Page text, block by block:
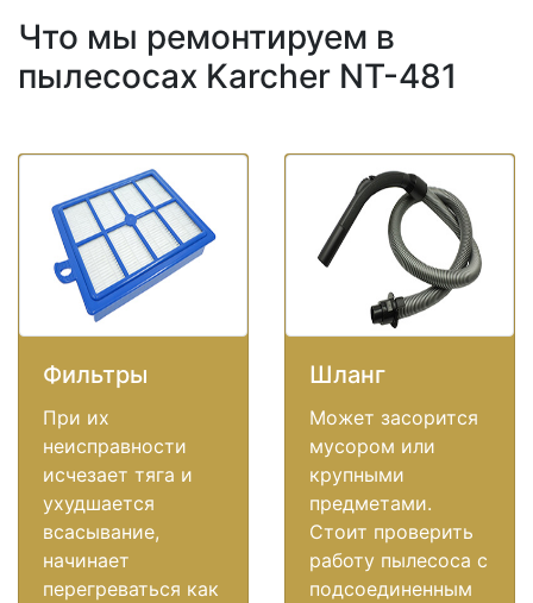
Что мы ремонтируем в
пылесосах Karcher NT-481
Фильтры
При их
неисправности
исчезает тяга и
ухудшается
всасывание,
начинает
перегреваться как
Шланг
Может засорится
мусором или
крупными
предметами.
Стоит проверить
работу пылесоса с
подсоединенным